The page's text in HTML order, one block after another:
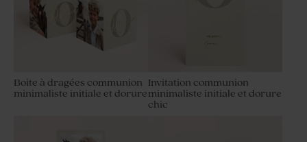
Boite à dragées communion
minimaliste initiale et dorure
Invitation communion
minimaliste initiale et dorure
chic